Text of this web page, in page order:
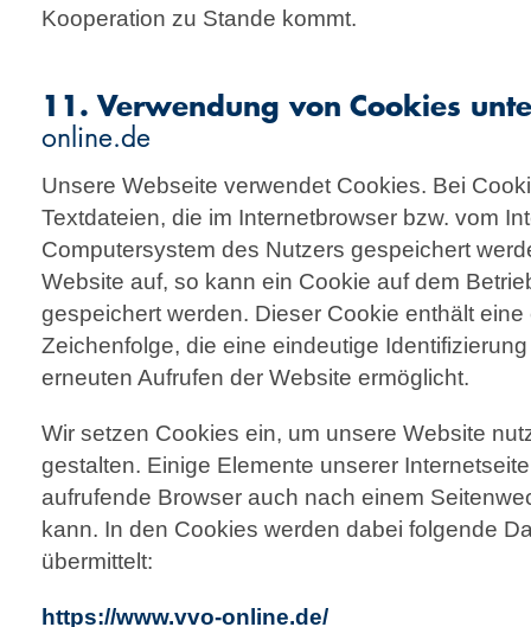
Kooperation zu Stande kommt.
11. Verwendung von Cookies
online.de
Unsere Webseite verwendet Cookies. Bei
Textdateien, die im Internetbrowser bzw. vom
Computersystem des Nutzers gespeichert
Website auf, so kann ein Cookie auf dem
gespeichert werden. Dieser Cookie enthält
Zeichenfolge, die eine eindeutige
erneuten Aufrufen der Website ermöglicht.
Wir setzen Cookies ein, um unsere Website
gestalten. Einige Elemente unserer
aufrufende Browser auch nach einem
kann. In den Cookies werden dabei folgende
übermittelt:
https://www.vvo-online.de/